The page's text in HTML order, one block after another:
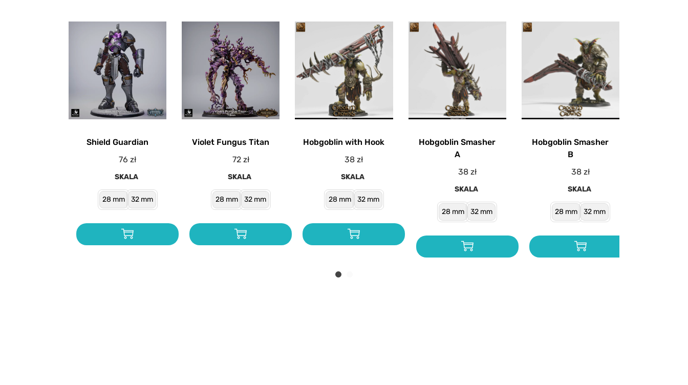
Shield Guardian
76zł
SKALA
28 mm 32 mm
Violet Fungus Titan
72 zł
SKALA
28 mm 32 mm
Hobgoblin with Hook
38zł
SKALA
28 mm 32 mm
Hobgoblin Smasher
A
38 zł
SKALA
28 mm 32 mm
Hobgoblin Smasher
B
38 zł
SKALA
28 mm 32 mm